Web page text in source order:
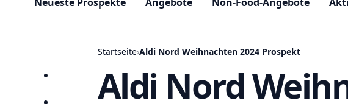
Startseite
Startseite›Aldi Nord Weihnachten 2024 Prospekt
Aldi Nord